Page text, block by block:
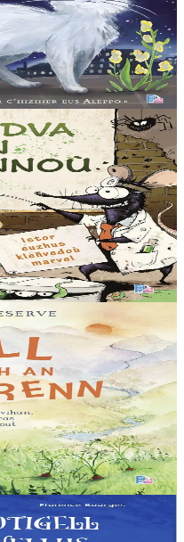
de sa ville dévastée, à la
vain. Un jour, elle croise la
des maladies mortelles,
les germes ! À la
– surtout quand il
Mais ce qui est grand,
?...